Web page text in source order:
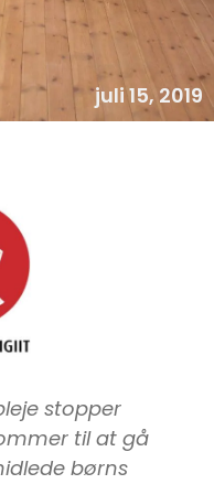
juli 15, 2019
stopper
til at gå
børns